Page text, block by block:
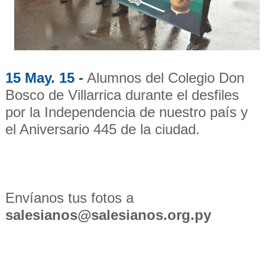
15 May. 15 - Alumnos del Colegio Don
Bosco de Villarrica durante el desfiles
por la Independencia de nuestro país y
el Aniversario 445 de la ciudad.
Envíanos tus fotos a
salesianos@salesianos.org.py